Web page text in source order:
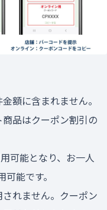
額に含まれません。
品はクーポン割引の
可能となり、お一人
能です。
れません。クーポン